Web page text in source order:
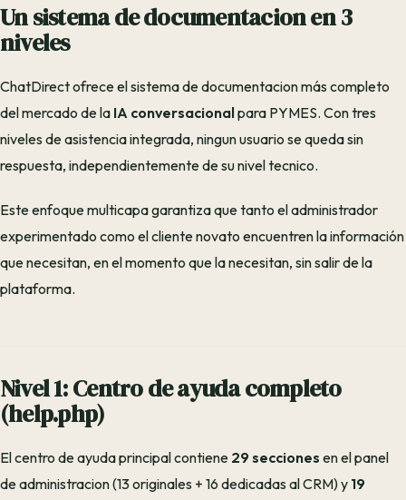
Un sistema de documentacion en 3
niveles
ChatDirect ofrece el sistema de documentacion más completo
del mercado de la IA conversacionalpara PYMES. Con tres
niveles de asistencia integrada, ningun usuario se queda sin
respuesta, independientemente de su nivel tecnico.
Este enfoque multicapa garantiza que tanto el administrador
experimentado como el cliente novato encuentren la información
que necesitan, en el momento que la necesitan, sin salir de la
plataforma.
Nivel 1: Centro de ayuda completo
(help.php)
El centro de ayuda principal contiene 29 secciones en el panel
de administracion (13 originales + 16 dedicadas al CRM) y 19